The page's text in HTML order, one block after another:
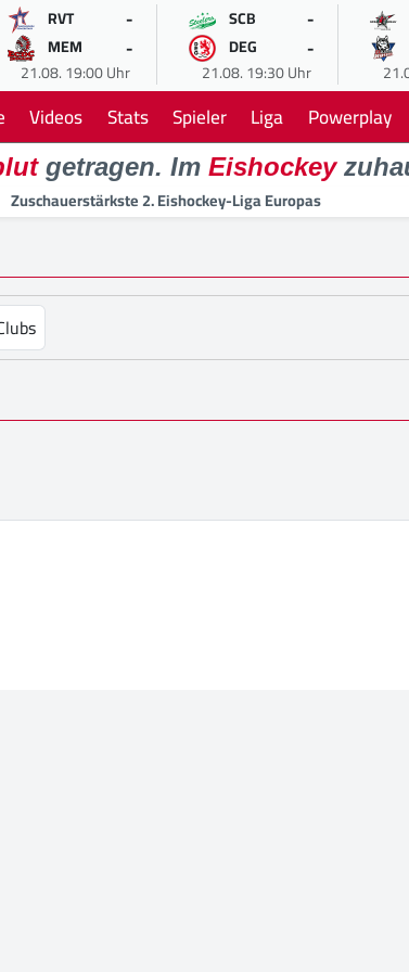
RVT -
MEM -
21.08. 19:00 Uhr
SCB -
DEG -
21.08. 19:30 Uhr
Videos Stats Spieler Liga Powerplay
getragen. Im Eishockey
Zuschauerstärkste 2. Eishockey-Liga Europas